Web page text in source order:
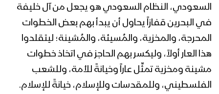
البيضاء – مقابلات مع المجاهدين في
قيفه بمناسبة يوم القدس العالمي
نجران – مقابلات مع المجاهدين في البقع
بمناسبة يوم القدس العالمي
السعودي، النظام السعودي هو يجعل من آل خليفة
في البحرين قفازاً يحاول أن يبدأ بهم بعض الخطوات
المحرجة، والمخزية، والمُسيئة، والمُشينة؛ ليتقلدوا
هذا العار أولاً، وليكسر بهم الحاجز في اتخاذ خطوات
مشينة ومخزية تمثِّل عاراً وخيانةً للأمة، وللشعب
الفلسطيني، وللمقدسات وللإسلام، خيانةً للإسلام.